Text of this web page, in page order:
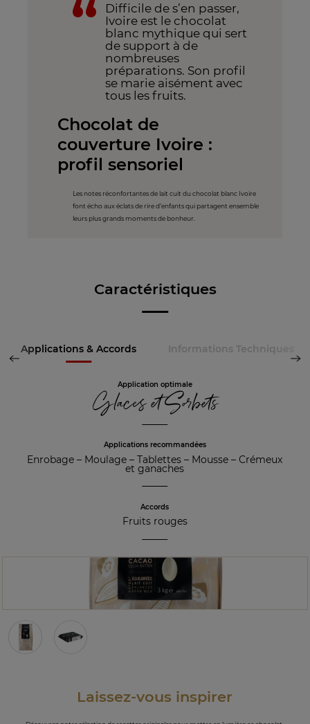
Difficile de s’en passer,
Ivoire est le chocolat
blanc mythique qui sert
de support à de
nombreuses
préparations. Son profil
se marie aisément avec
tous les fruits.
Chocolat de
couverture Ivoire :
profil sensoriel
Les notes réconfortantes de lait cuit du chocolat blanc Ivoire
font écho aux éclats de rire d’enfants qui partagent ensemble
leurs plus grands moments de bonheur.
Caractéristiques
Applications & Accords Informations Techniques
Application optimale
Glaces et Sorbets
Applications recommandées
Enrobage – Moulage –Tablettes – Mousse –Crémeux
et ganaches
Accords
Fruits rouges
Laissez-vous inspirer